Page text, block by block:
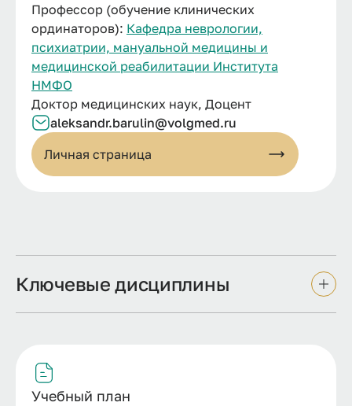
Профессор (обучение клинических
ординаторов): Кафедра неврологии,
психиатрии, мануальной медицины и
медицинской реабилитации Института
НМФО
Доктор медицинских наук, Доцент
aleksandr.barulin@volgmed.ru
Личная страница
Ключевые дисциплины
Учебный план